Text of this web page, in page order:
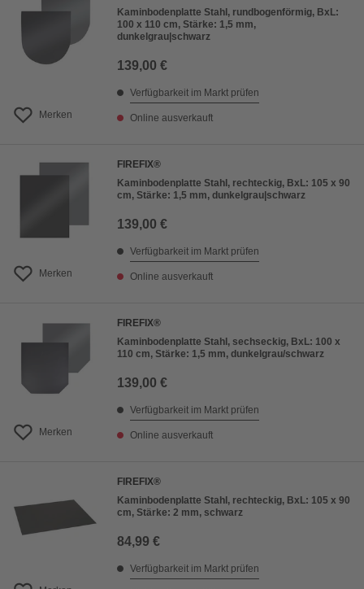
Preis aufsteigend
Preis absteigend
Bewertung
Merken
Kaminbodenplatte Stahl, rundbogenförmig, BxL:
100 x 110 cm, Stärke: 1,5 mm,
dunkelgrau|schwarz
139,00 €
Verfügbarkeit im Markt prüfen
Online ausverkauft
Merken
FIREFIX®
Kaminbodenplatte Stahl, rechteckig, BxL: 105 x 90
cm, Stärke: 1,5 mm, dunkelgrau|schwarz
139,00 €
Verfügbarkeit im Markt prüfen
Online ausverkauft
Merken
FIREFIX®
Kaminbodenplatte Stahl, sechseckig, BxL: 100 x
110 cm, Stärke: 1,5 mm, dunkelgrau/schwarz
139,00 €
Verfügbarkeit im Markt prüfen
Online ausverkauft
FIREFIX®
Kaminbodenplatte Stahl, rechteckig, BxL: 105 x 90
cm, Stärke: 2 mm, schwarz
84,99 €
Verfügbarkeit im Markt prüfen